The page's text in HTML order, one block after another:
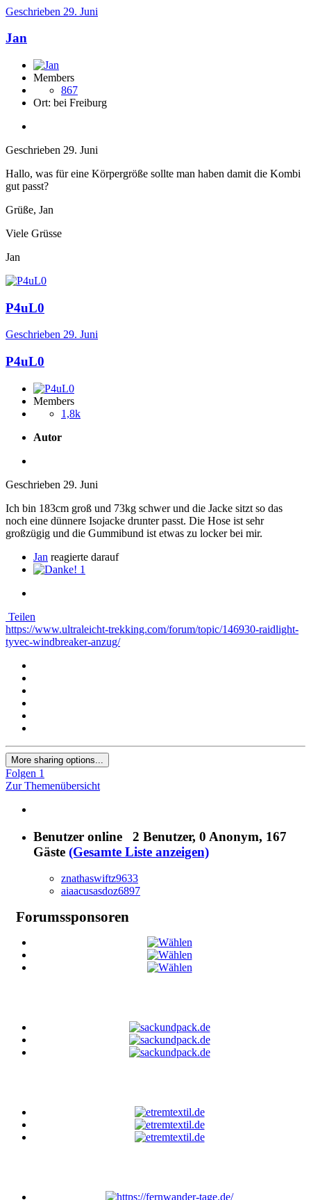
Geschrieben 29. Juni
Jan
Members
867
Ort: bei Freiburg
Geschrieben 29. Juni
Hallo, was für eine Körpergröße sollte man haben damit die Kombi
gut passt?
Grüße, Jan
Viele Grüsse
Jan
P4uL0
Geschrieben 29. Juni
P4uL0
Members
1,8k
Autor
Geschrieben 29. Juni
Ich bin 183cm groß und 73kg schwer und die Jacke sitzt so das
noch eine dünnere Isojacke drunter passt. Die Hose ist sehr
großzügig und die Gummibund ist etwas zu locker bei mir.
Jan reagierte darauf
1
Teilen
https://www.ultraleicht-trekking.com/forum/topic/146930-raidlight-
tyvec-windbreaker-anzug/
More sharing options...
Folgen 1
Zur Themenübersicht
Benutzer online 2 Benutzer, 0 Anonym, 167
Gäste (Gesamte Liste anzeigen)
znathaswiftz9633
aiaacusasdoz6897
Forumssponsoren